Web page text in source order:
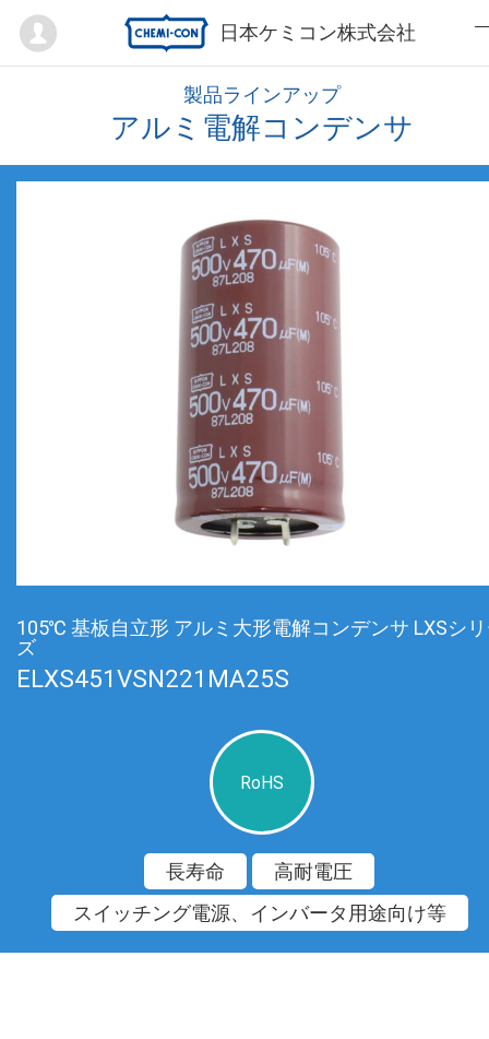
日本ケミコン株式会社
Mypage
製品ラインアップ
アルミ電解コンデンサ
105℃ 基板自立形 アルミ大形電解コンデンサ LXSシ
ズ
ELXS451VSN221MA25S
RoHS
長寿命
高耐電圧
スイッチング電源、インバータ用途向け等